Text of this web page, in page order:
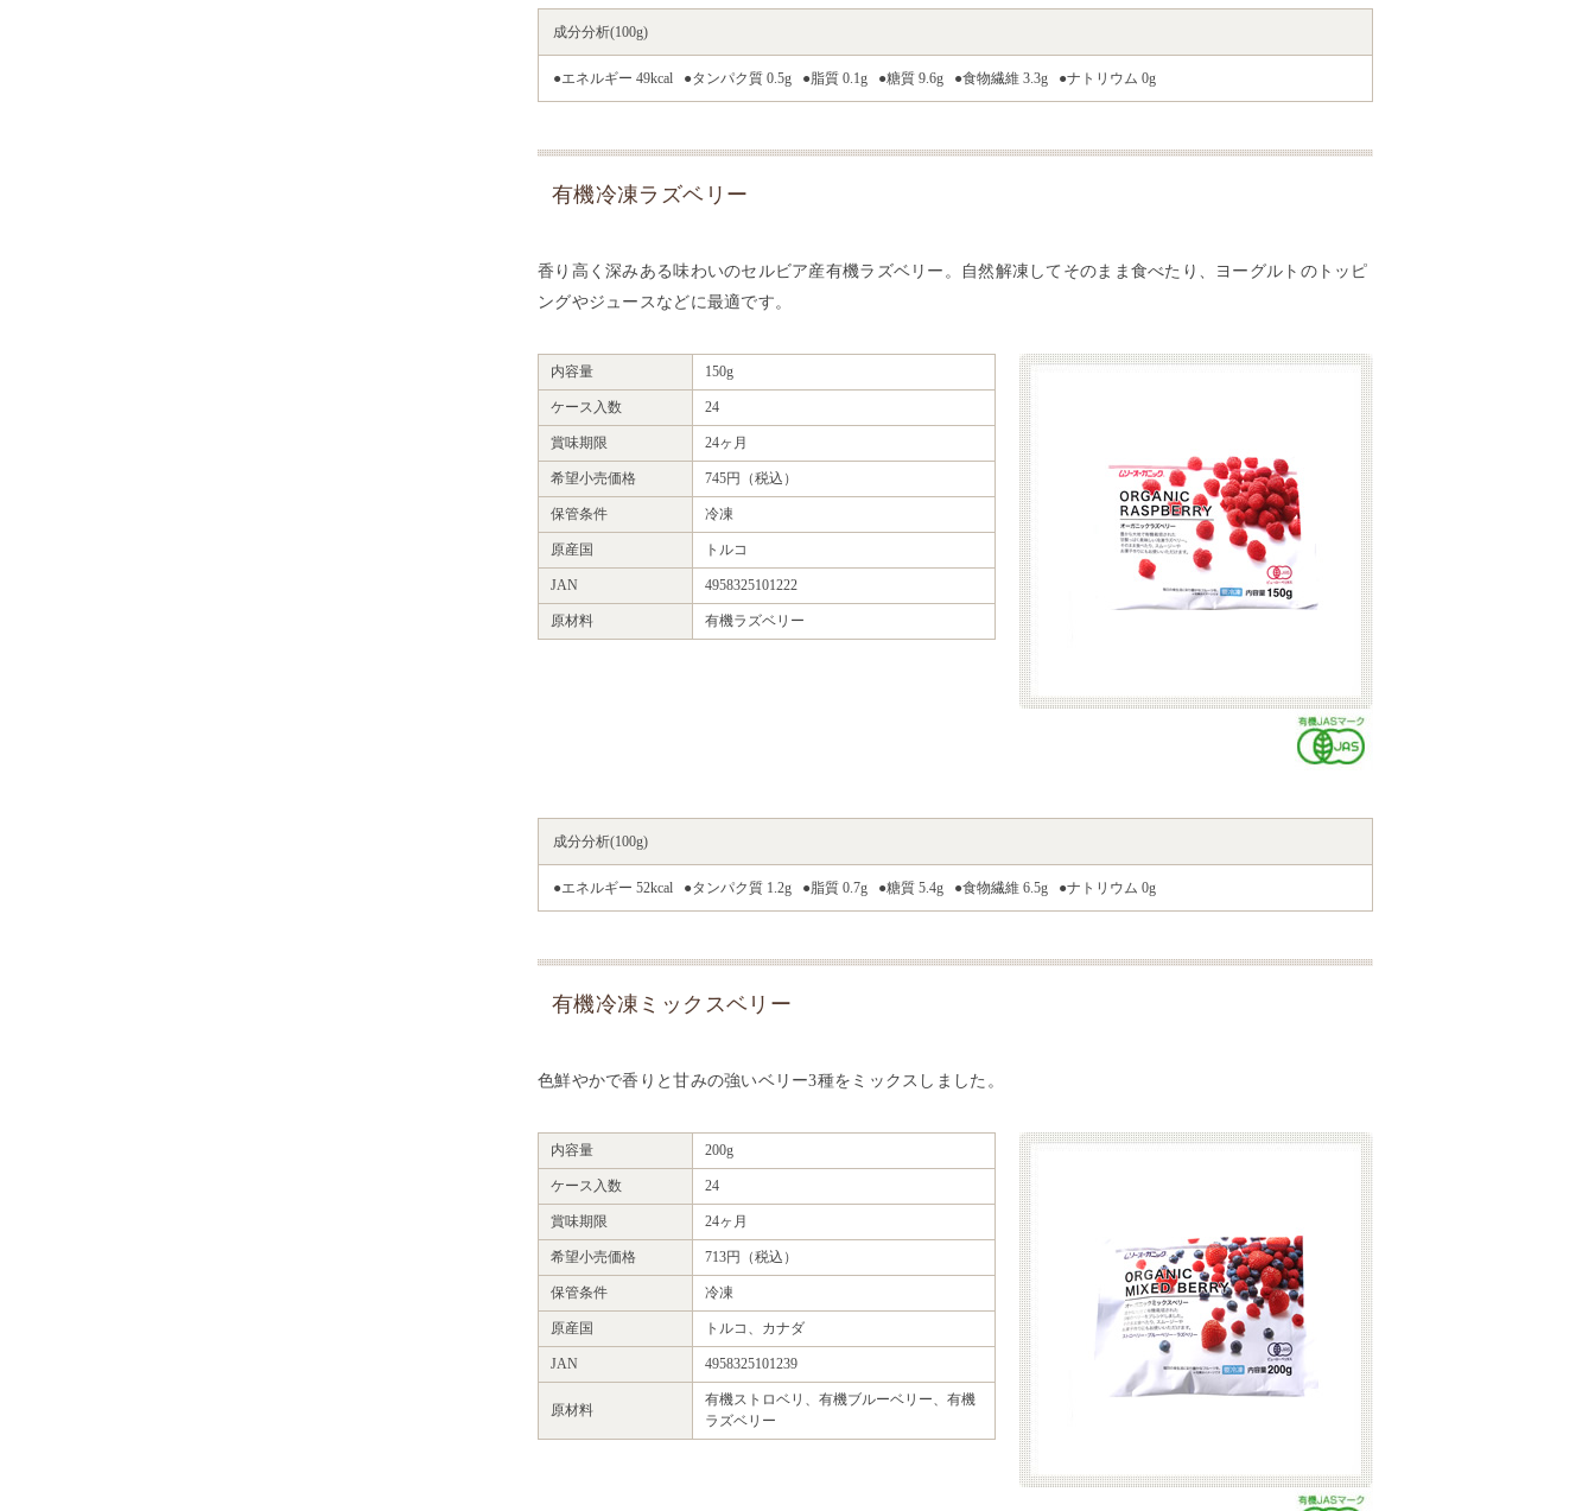
成分分析(100g)
●エネルギー 49kcal ●タンパク質 0.5g ●脂質 0.1g ●糖質 9.6g ●食物繊維 3.3g ●ナトリウム 0g
有機冷凍ラズベリー
香り高く深みある味わいのセルビア産有機ラズベリー。自然解凍してそのまま食べたり、ヨーグルトのトッピ
ングやジュースなどに最適です。
内容量 150g
ケース入数 24
賞味期限 24ヶ月
希望小売価格 745円（税込）
保管条件 冷凍
原産国 トルコ
JAN 4958325101222
原材料 有機ラズベリー
成分分析(100g)
●エネルギー 52kcal ●タンパク質 1.2g ●脂質 0.7g ●糖質 5.4g ●食物繊維 6.5g ●ナトリウム 0g
有機冷凍ミックスベリー
色鮮やかで香りと甘みの強いベリー3種をミックスしました。
内容量 200g
ケース入数 24
賞味期限 24ヶ月
希望小売価格 713円（税込）
保管条件 冷凍
原産国 トルコ、カナダ
JAN 4958325101239
原材料
有機ストロベリ、有機ブルーベリー、有機
ラズベリー